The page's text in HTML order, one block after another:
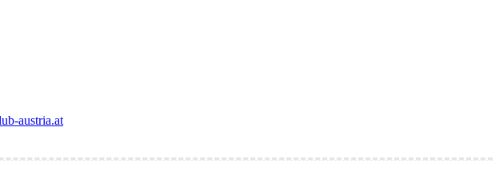
austria.at